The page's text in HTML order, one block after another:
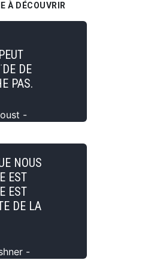
À DÉCOUVRIR
DE
PAS.
-
NOUS
EST
EST
DE LA
-